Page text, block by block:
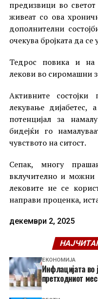
предизвици во
живеат со ова
дополнителни
очекува бројката да
Тедрос повика и
лекови во сиромашни
Активните
лекување дијабетес,
потенцијал за
бидејќи го
чувството на ситост.
Сепак, многу
вклучително и можни
лековите не се
направи проценка,
декември 2, 2025
ЕКОНОМИЈА
Инфлацијата во
претходниот